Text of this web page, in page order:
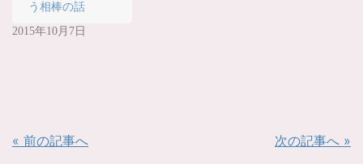
う相棒の話
2015年10月7日
« 前の記事へ 次の記事へ »